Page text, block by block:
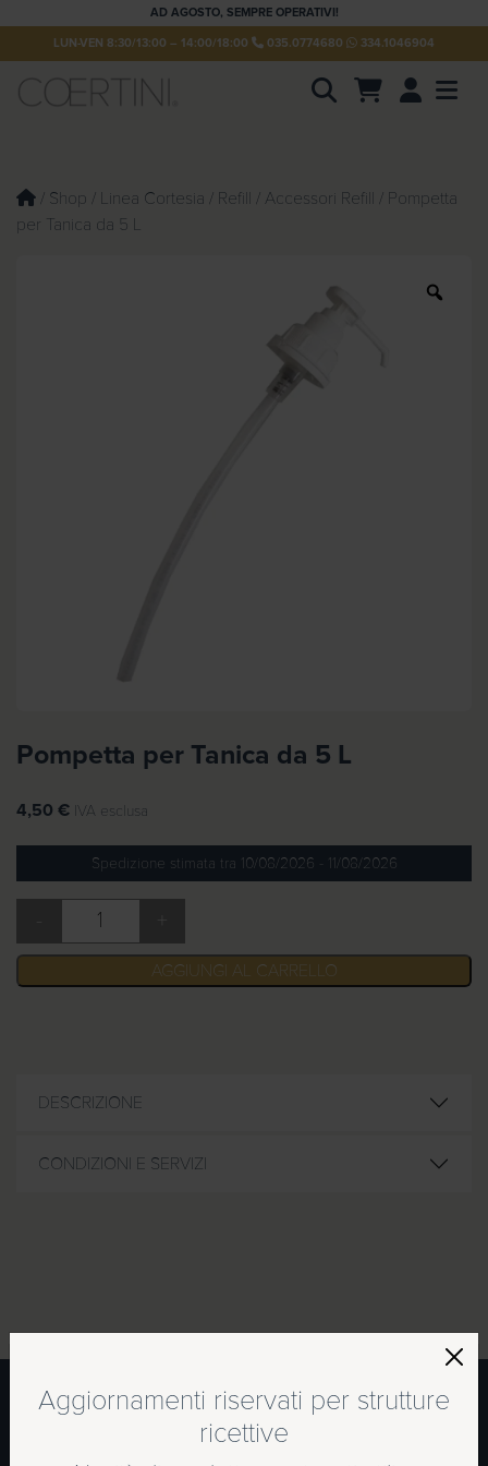
AD AGOSTO, SEMPRE OPERATIVI!
LUN-VEN 8:30/13:00 – 14:00/18:00 035.0774680 334.1046904
Account
u
c
Aggiornamenti riservati per strutture
ricettive
/ Shop / Linea Cortesia / Refill / Accessori Refill
/ Pompetta
per Tanica da 5 L
Pompetta per Tanica da 5 L
4,50 € IVA esclusa
Spedizione stimata tra 10/08/2026 - 11/08/2026
Pompetta per Tanica da 5 L quantità
AGGIUNGI AL CARRELLO
DESCRIZIONE
CONDIZIONI E SERVIZI
PRONTO
SPEDIZIONI
SERVIZIO